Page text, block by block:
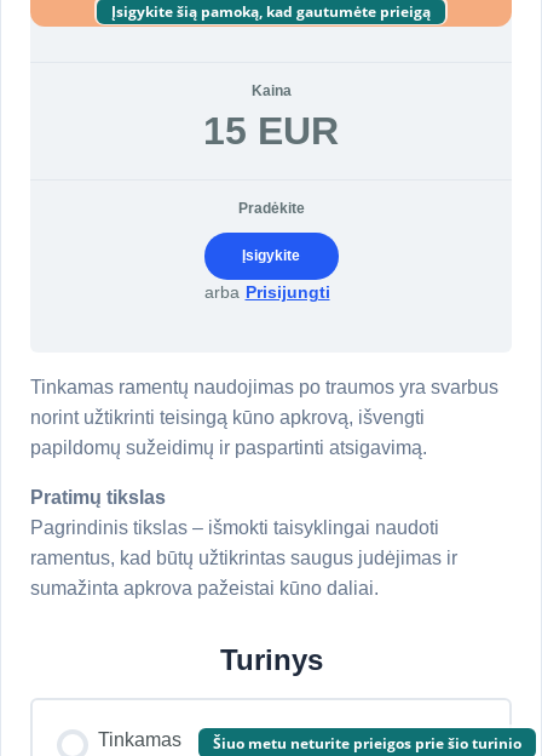
Įsigykite šią pamoką, kad gautumėte prieigą
Kaina
15 EUR
Pradėkite
Įsigykite
arba Prisijungti
Tinkamas ramentų naudojimas po traumos yra svarbus
norint užtikrinti teisingą kūno apkrovą, išvengti
papildomų sužeidimų ir paspartinti atsigavimą.
Pratimų tikslas
Pagrindinis tikslas – išmokti taisyklingai naudoti
ramentus, kad būtų užtikrintas saugus judėjimas ir
sumažinta apkrova pažeistai kūno daliai.
Turinys
Tinkamas
Šiuo metu neturite prieigos prie šio turinio